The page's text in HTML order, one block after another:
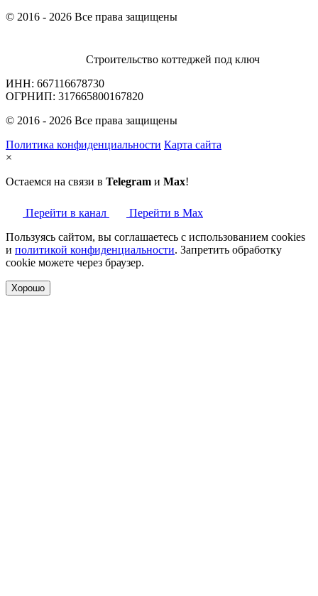
© 2016 - 2026 Все права защищены
Строительство коттеджей под ключ
ИНН: 667116678730
ОГРНИП: 317665800167820
© 2016 - 2026 Все права защищены
Политика конфиденциальности Карта сайта
×
Остаемся на связи в Telegram и Max!
Перейти в канал
Перейти в Max
Пользуясь сайтом, вы соглашаетесь с использованием cookies
и политикой конфиденциальности. Запретить обработку
cookie можете через браузер.
Хорошо